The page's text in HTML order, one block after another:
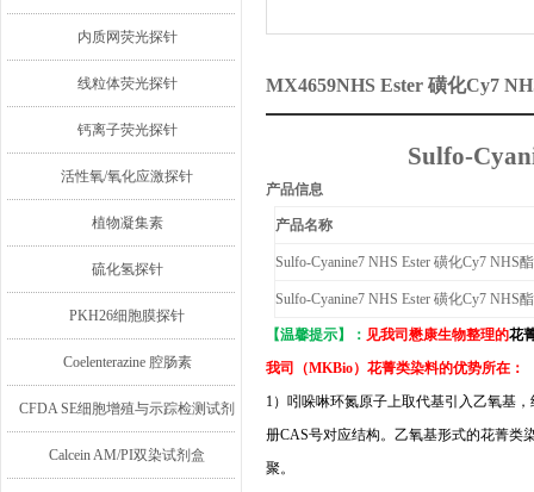
内质网荧光探针
线粒体荧光探针
钙离子荧光探针
活性氧/氧化应激探针
植物凝集素
硫化氢探针
PKH26细胞膜探针
Coelenterazine 腔肠素
CFDA SE细胞增殖与示踪检测试剂
盒
Calcein AM/PI双染试剂盒
MX4659NHS Ester 磺化Cy7
Sulfo-
产品信息
产品名称
Sulfo-Cyanine7 NHS Ester 磺化Cy7 NHS
Sulfo-Cyanine7 NHS Ester 磺化Cy7 NHS
【温馨提示】： 见我司懋康生物整理的花
我司（MKBio）花菁类染料的优势所在：
1） 吲哚啉环氮原子上取代基引入乙氧基
册CAS号对应结构。乙氧基形式的花菁类
聚。